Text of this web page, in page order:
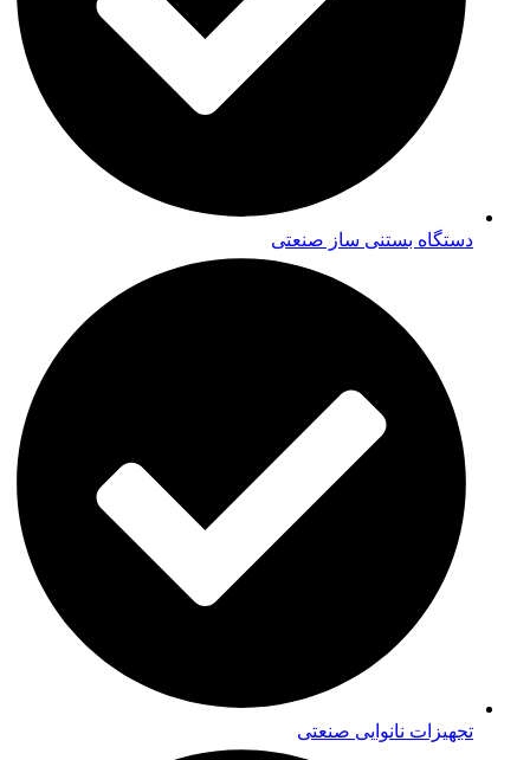
دستگاه بستنی ساز صنعتی
تجهیزات نانوایی صنعتی